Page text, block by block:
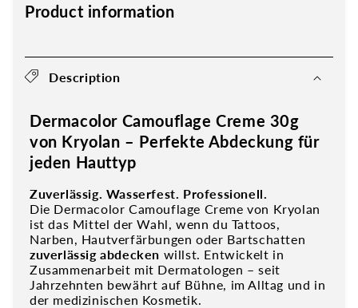
Product information
Description
Dermacolor Camouflage Creme 30g
von Kryolan – Perfekte Abdeckung für
jeden Hauttyp
Zuverlässig. Wasserfest. Professionell.
Die Dermacolor Camouflage Creme von Kryolan
ist das Mittel der Wahl, wenn du Tattoos,
Narben, Hautverfärbungen oder Bartschatten
zuverlässig abdecken willst. Entwickelt in
Zusammenarbeit mit Dermatologen – seit
Jahrzehnten bewährt auf Bühne, im Alltag und in
der medizinischen Kosmetik.